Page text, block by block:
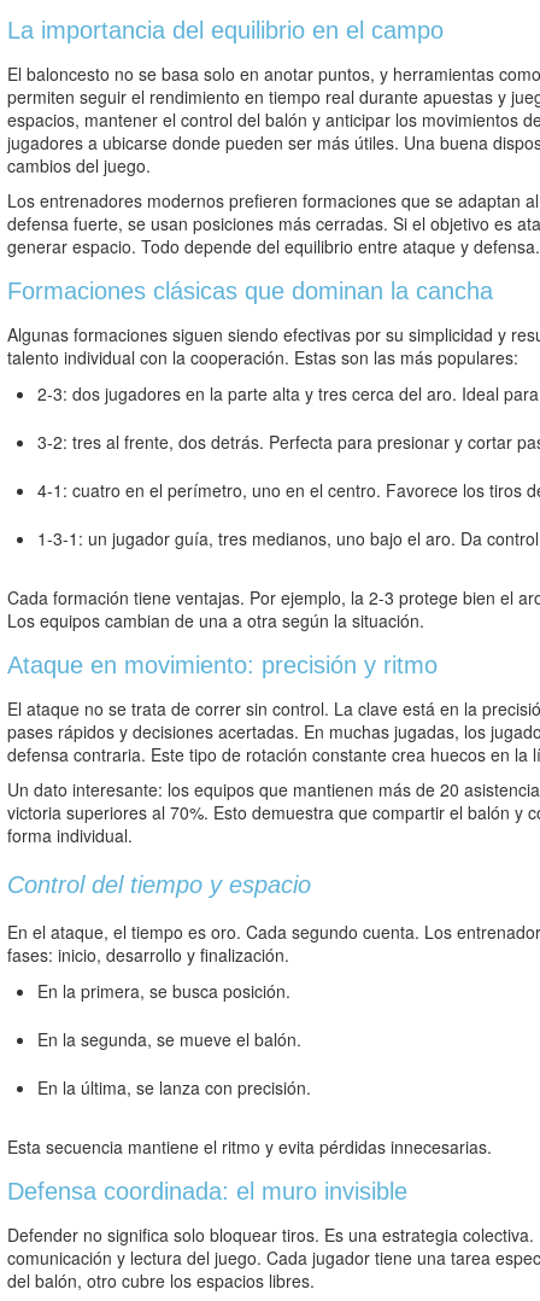
La importancia del equilibrio en el campo
El baloncesto no se basa solo en anotar puntos, y herramientas
permiten seguir el rendimiento en tiempo real durante apuestas y
espacios, mantener el control del balón y anticipar los movimientos
jugadores a ubicarse donde pueden ser más útiles. Una buena
cambios del juego.
Los entrenadores modernos prefieren formaciones que se adaptan
defensa fuerte, se usan posiciones más cerradas. Si el objetivo es
generar espacio. Todo depende del equilibrio entre ataque y defensa.
Formaciones clásicas que dominan la cancha
Algunas formaciones siguen siendo efectivas por su simplicidad y
talento individual con la cooperación. Estas son las más populares:
2-3: dos jugadores en la parte alta y tres cerca del aro. Ideal
3-2: tres al frente, dos detrás. Perfecta para presionar y cortar
4-1: cuatro en el perímetro, uno en el centro. Favorece los tiros
1-3-1: un jugador guía, tres medianos, uno bajo el aro. Da
Cada formación tiene ventajas. Por ejemplo, la 2-3 protege bien el
Los equipos cambian de una a otra según la situación.
Ataque en movimiento: precisión y ritmo
El ataque no se trata de correr sin control. La clave está en la
pases rápidos y decisiones acertadas. En muchas jugadas, los
defensa contraria. Este tipo de rotación constante crea huecos en la
Un dato interesante: los equipos que mantienen más de 20
victoria superiores al 70%. Esto demuestra que compartir el balón y
forma individual.
Control del tiempo y espacio
En el ataque, el tiempo es oro. Cada segundo cuenta. Los
fases: inicio, desarrollo y finalización.
En la primera, se busca posición.
En la segunda, se mueve el balón.
En la última, se lanza con precisión.
Esta secuencia mantiene el ritmo y evita pérdidas innecesarias.
Defensa coordinada: el muro invisible
Defender no significa solo bloquear tiros. Es una estrategia
comunicación y lectura del juego. Cada jugador tiene una tarea
del balón, otro cubre los espacios libres.